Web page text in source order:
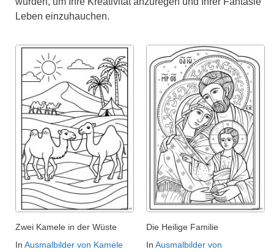
Leben einzuhauchen.
Zwei Kamele in der Wüste
In Ausmalbilder von Kamele
Die Heilige Familie
In Ausmalbilder von